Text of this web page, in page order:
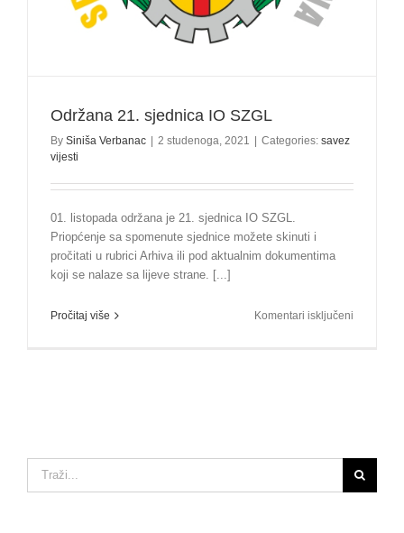
Održana 21. sjednica IO SZGL
By Siniša Verbanac | 2 studenoga, 2021 | Categories: savez
vijesti
01. listopada održana je 21. sjednica IO SZGL.
Priopćenje sa spomenute sjednice možete skinuti i
pročitati u rubrici Arhiva ili pod aktualnim dokumentima
koji se nalaze sa lijeve strane. [...]
Pročitaj više Komentari isključeni